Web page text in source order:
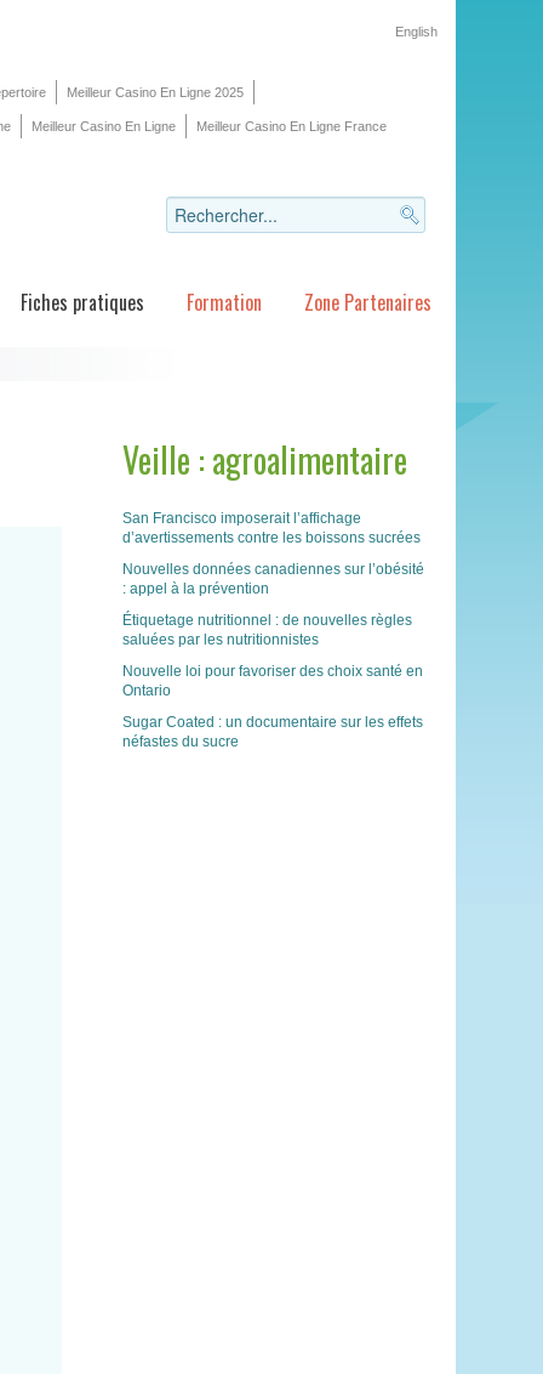
English
Meilleur Casino En Ligne 2025
Meilleur Casino En Ligne Meilleur Casino En Ligne France
Fiches pratiques Formation Zone Partenaires
Veille : agroalimentaire
San Francisco imposerait l’affichage
d’avertissements contre les boissons sucrées
Nouvelles données canadiennes sur l’obésité
: appel à la prévention
Étiquetage nutritionnel : de nouvelles règles
saluées par les nutritionnistes
Nouvelle loi pour favoriser des choix santé en
Ontario
Sugar Coated : un documentaire sur les effets
néfastes du sucre